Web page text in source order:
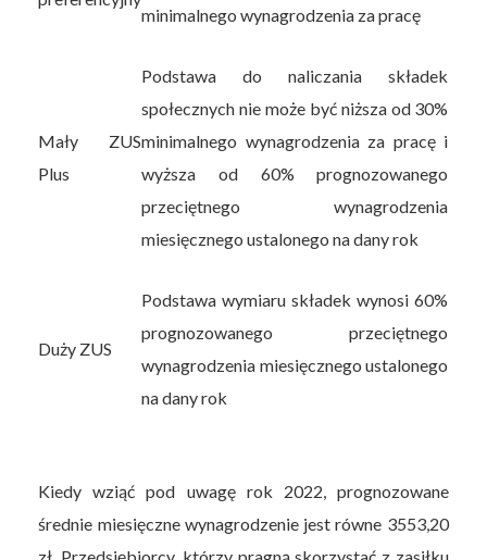
minimalnego wynagrodzenia za pracę
Mały ZUS
Plus
Podstawa do naliczania składek
społecznych nie może być niższa od 30%
minimalnego wynagrodzenia za pracę i
wyższa od 60% prognozowanego
przeciętnego wynagrodzenia
miesięcznego ustalonego na dany rok
Duży ZUS
Podstawa wymiaru składek wynosi 60%
prognozowanego przeciętnego
wynagrodzenia miesięcznego ustalonego
na dany rok
Kiedy wziąć pod uwagę rok 2022, prognozowane
średnie miesięczne wynagrodzenie jest równe 3553,20